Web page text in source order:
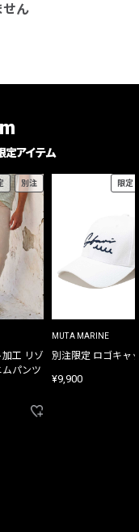
せん
定アイテム
別注
加工 リゾ
パンツ
限定
MUTA MARINE
別注限定 ロゴキャ
¥9,900